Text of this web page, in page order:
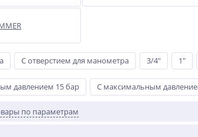
С отверстием для манометра 3/4" 1"
давлением 15 бар С максимальным
по параметрам